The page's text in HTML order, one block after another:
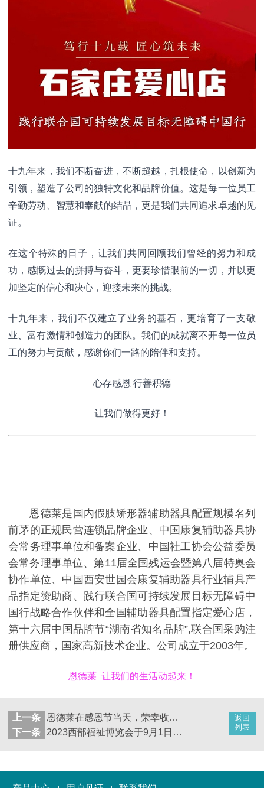
十九年来，我们不断奋进，不断超越，扎根使命，以创新为
引领，塑造了公司的独特文化和品牌价值。这是每一位员工
辛勤劳动、智慧和奉献的结晶，更是我们共同追求卓越的见
证。
在这个特殊的日子，让我们共同回顾我们曾经的努力和成
功，感慨过去的拼搏与奋斗，更要珍惜眼前的一切，并以更
加坚定的信心和决心，迎接未来的挑战。
十九年来，我们不仅建立了业务的基石，更培育了一支敬
业、富有激情和创造力的团队。我们的成就离不开每一位员
工的努力与贡献，感谢你们一路的陪伴和支持。
心存感恩 行善积德
让我们做得更好！
恩德莱是国内假肢矫形器辅助器具配置规模名列
前茅的正规民营连锁品牌企业、中国康复辅助器具协
会常务理事单位和备案企业、中国社工协会公益委员
会常务理事单位、第11届全国残运会暨第八届特奥会
协作单位、中国西安世园会康复辅助器具行业辅具产
品指定赞助商、践行联合国可持续发展目标无障碍中
国行战略合作伙伴和全国辅助器具配置指定爱心店，
第十六届中国品牌节“湖南省知名品牌”,联合国采购注
册供应商，国家高新技术企业。公司成立于2003年。
恩德莱 让我们的生活动起来！
返回
列表
上一条
​恩德莱在感恩节当天，荣幸收到老客户赠予的精美字画套装
下一条
2023西部福祉博览会于9月1日开幕，恩德莱盛大亮相此次展会